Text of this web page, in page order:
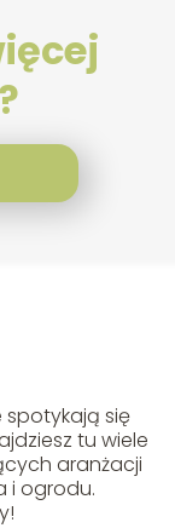
spotykają się
tu wiele
aranżacji
i ogrodu.